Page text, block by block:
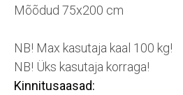
Mõõdud 75x200 cm
NB! Max kasutaja kaal 100 kg!
NB! Üks kasutaja korraga!
Kinnitusaasad: